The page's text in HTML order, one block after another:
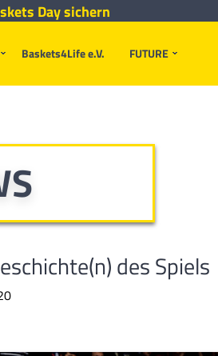
Baskets4Life e.V. FUTURE
Day sichern
des Spiels